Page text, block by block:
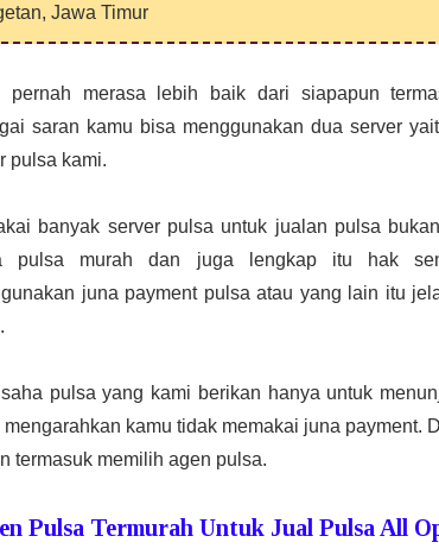
Jawa Timur
pernah merasa lebih baik dari siapapun
saran kamu bisa menggunakan dua server
pulsa kami.
banyak server pulsa untuk jualan pulsa
pulsa murah dan juga lengkap itu hak
juna payment pulsa atau yang lain itu
pulsa yang kami berikan hanya untuk
mengarahkan kamu tidak memakai juna payment.
termasuk memilih agen pulsa.
Pulsa Termurah Untuk Jual Pulsa All